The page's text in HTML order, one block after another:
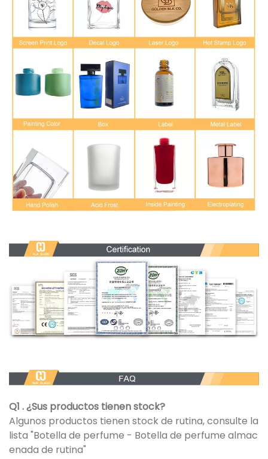
Q1 . ¿Sus productos tienen stock?
Algunos productos tienen stock de rutina, consulte la
lista "Botella de perfume - Botella de perfume almac
enada de rutina"